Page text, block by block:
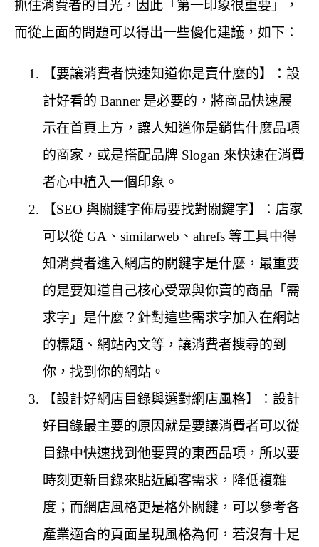
抓住消費者的目光，因此「第一印象很重要」，
而從上面的問題可以得出一些優化建議，如下：
【要讓消費者快速知道你是賣什麼的】：設
計好看的 Banner 是必要的，將商品快速展
示在首頁上方，讓人知道你是銷售什麼品項
的商家，或是搭配品牌 Slogan 來快速在消費
者心中植入一個印象。
【SEO 與關鍵字佈局要找對關鍵字】：店家
可以從 GA、similarweb、ahrefs 等工具中得
知消費者進入網店的關鍵字是什麼，最重要
的是要知道自己核心受眾與你賣的商品「需
求字」是什麼？針對這些需求字加入在網站
的標題、網站內文等，讓消費者搜尋的到
你，找到你的網站。
【設計好網店目錄與選對網店風格】：設計
好目錄最主要的原因就是要讓消費者可以從
目錄中快速找到他要買的東西品項，所以要
時刻更新目錄來貼近顧客需求，降低複雜
度；而網店風格更是格外關鍵，可以參考各
產業適合的頁面呈現風格為何，若沒有十足